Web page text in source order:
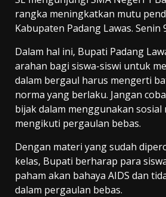
rangka meningkatkan mutu
Kabupaten Padang Lawas. Senin
Dalam hal ini, Bupati Padang
arahan bagi siswa-siswi untuk
dalam bergaul harus mengerti
norma yang berlaku. Jangan
bijak dalam menggunakan sosial
mengikuti pergaulan bebas.
Dengan materi yang sudah
kelas, Bupati berharap para
paham akan bahaya AIDS dan
dalam pergaulan bebas.